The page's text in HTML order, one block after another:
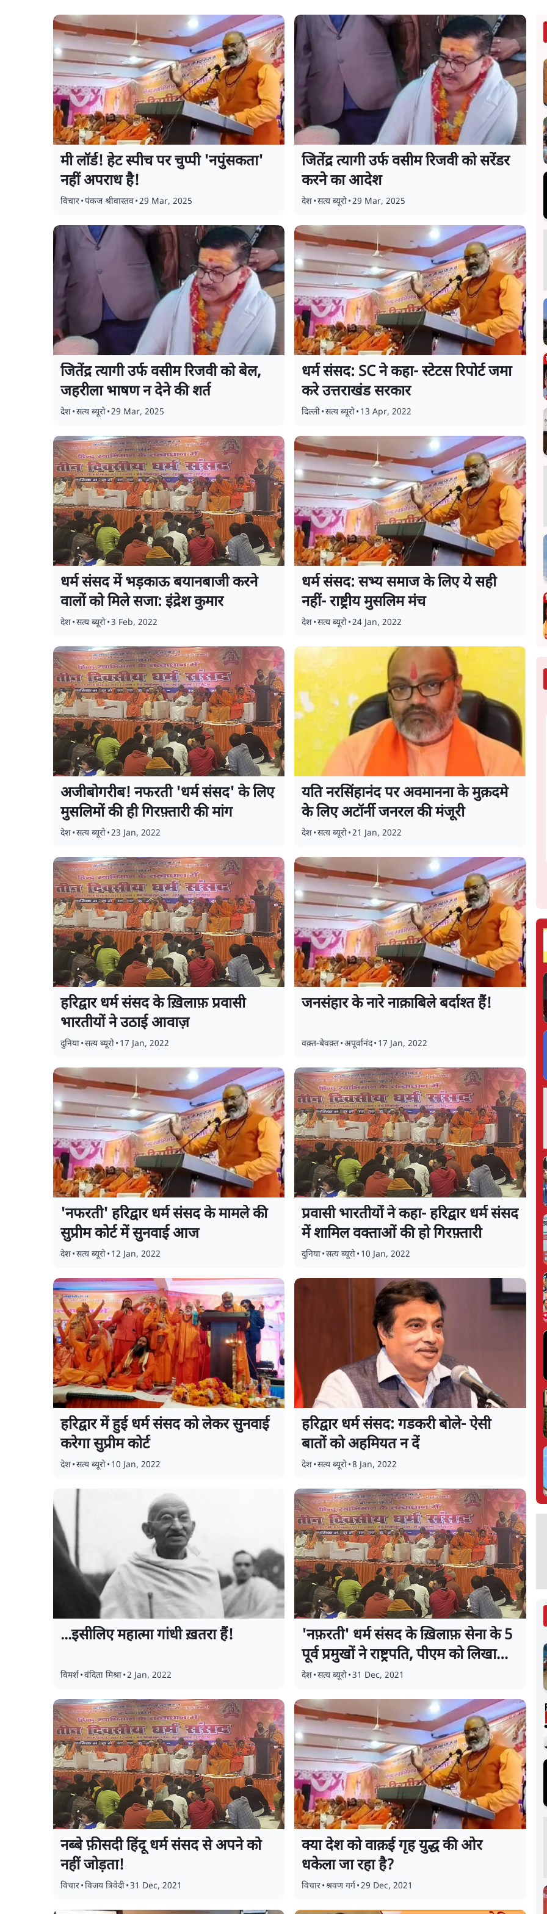
मी लॉर्ड! हेट स्पीच पर चुप्पी 'नपुंसकता'
नहीं अपराध है!
विचार•पंकज श्रीवास्तव•29 Mar, 2025
जितेंद्र त्यागी उर्फ वसीम रिजवी को सरेंडर
करने का आदेश
देश•सत्य ब्यूरो•29 Mar, 2025
जितेंद्र त्यागी उर्फ वसीम रिजवी को बेल,
जहरीला भाषण न देने की शर्त
देश•सत्य ब्यूरो•29 Mar, 2025
धर्म संसद: SC ने कहा- स्टेटस रिपोर्ट जमा
करे उत्तराखंड सरकार
दिल्ली•सत्य ब्यूरो• 13 Apr, 2022
धर्म संसद में भड़काऊ बयानबाजी करने
वालों को मिले सजा: इंद्रेश कुमार
देश•सत्य ब्यूरो•3 Feb, 2022
धर्म संसद: सभ्य समाज के लिए ये सही
नहीं- राष्ट्रीय मुसलिम मंच
देश•सत्य ब्यूरो•24 Jan, 2022
अजीबोगरीब! नफरती 'धर्म संसद' के लिए
मुसलिमों की ही गिरफ़्तारी की मांग
देश•सत्य ब्यूरो•23 Jan, 2022
यति नरसिंहानंद पर अवमानना के मुक़दमे
के लिए अटॉर्नी जनरल की मंजूरी
देश•सत्य ब्यूरो•21 Jan, 2022
हरिद्वार धर्म संसद के ख़िलाफ़ प्रवासी
भारतीयों ने उठाई आवाज़
दुनिया•सत्य ब्यूरो• 17 Jan, 2022
जनसंहार के नारे नाक़ाबिले बर्दाश्त हैं!
वक़्त-बेवक़्त•अपूर्वानंद• 17 Jan, 2022
'नफरती' हरिद्वार धर्म संसद के मामले की
सुप्रीम कोर्ट में सुनवाई आज
देश•सत्य ब्यूरो• 12 Jan, 2022
प्रवासी भारतीयों ने कहा- हरिद्वार धर्म संसद
में शामिल वक्ताओं की हो गिरफ़्तारी
दुनिया•सत्य ब्यूरो• 10 Jan, 2022
हरिद्वार में हुई धर्म संसद को लेकर सुनवाई
करेगा सुप्रीम कोर्ट
देश•सत्य ब्यूरो• 10 Jan, 2022
हरिद्वार धर्म संसद: गडकरी बोले- ऐसी
बातों को अहमियत न दें
देश•सत्य ब्यूरो•8 Jan, 2022
...इसीलिए महात्मा गांधी ख़तरा हैं!
विमर्श•वंदिता मिश्रा•2 Jan, 2022
'नफ़रती' धर्म संसद के ख़िलाफ़ सेना के 5
पूर्व प्रमुखों ने राष्ट्रपति, पीएम को लिखा
ख़त
देश•सत्य ब्यूरो•31 Dec, 2021
नब्बे फ़ीसदी हिंदू धर्म संसद से अपने को
नहीं जोड़ता!
विचार•विजय त्रिवेदी•31 Dec, 2021
क्या देश को वाक़ई गृह युद्ध की ओर
धकेला जा रहा है?
विचार•श्रवण गर्ग•29 Dec, 2021